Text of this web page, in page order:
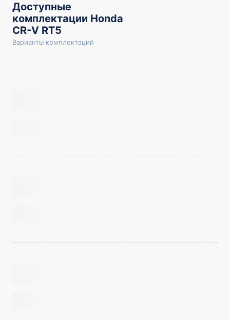
Доступные
комплектации Honda
CR-V RT5
Варианты комплектаций